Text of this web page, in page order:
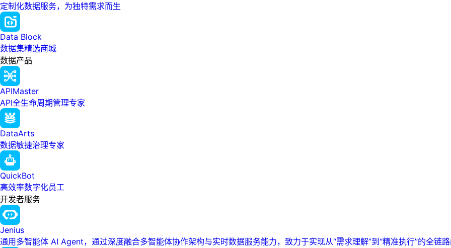
定制化数据服务，为独特需求而生
Data Block
数据集精选商城
数据产品
APIMaster
API全生命周期管理专家
DataArts
数据敏捷治理专家
QuickBot
高效率数字化员工
开发者服务
Jenius
通用多智能体 AI Agent，通过深度融合多智能体协作架构与实时数据服务能力，致力于实现从“需求理解”到“精准执行”的全链